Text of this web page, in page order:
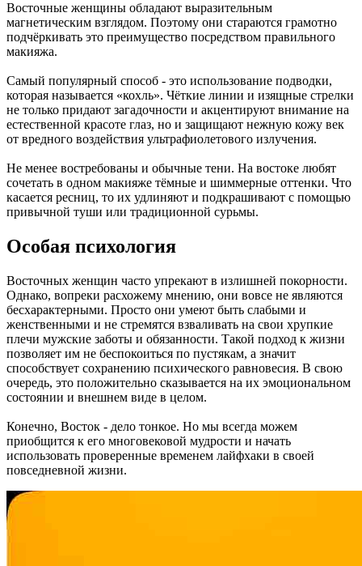
Восточные женщины обладают выразительным
магнетическим взглядом. Поэтому они стараются грамотно
подчёркивать это преимущество посредством правильного
макияжа.
Самый популярный способ - это использование подводки,
которая называется «кохль». Чёткие линии и изящные стрелки
не только придают загадочности и акцентируют внимание на
естественной красоте глаз, но и защищают нежную кожу век
от вредного воздействия ультрафиолетового излучения.
Не менее востребованы и обычные тени. На востоке любят
сочетать в одном макияже тёмные и шиммерные оттенки. Что
касается ресниц, то их удлиняют и подкрашивают с помощью
привычной туши или традиционной сурьмы.
Особая психология
Восточных женщин часто упрекают в излишней покорности.
Однако, вопреки расхожему мнению, они вовсе не являются
бесхарактерными. Просто они умеют быть слабыми и
женственными и не стремятся взваливать на свои хрупкие
плечи мужские заботы и обязанности. Такой подход к жизни
позволяет им не беспокоиться по пустякам, а значит
способствует сохранению психического равновесия. В свою
очередь, это положительно сказывается на их эмоциональном
состоянии и внешнем виде в целом.
Конечно, Восток - дело тонкое. Но мы всегда можем
приобщится к его многовековой мудрости и начать
использовать проверенные временем лайфхаки в своей
повседневной жизни.